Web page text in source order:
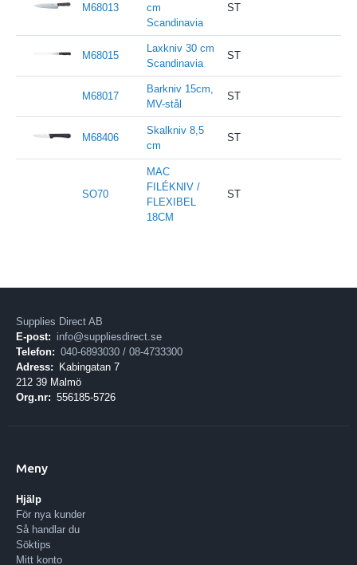
M68013
cm
Scandinavia
ST
M68015
Laxkniv 30 cm
Scandinavia
ST
M68017
Barkniv 15cm,
MV-stål
ST
M68406
Skalkniv 8,5
cm
ST
SO70
MAC
FILÉKNIV /
FLEXIBEL
18CM
ST
Supplies Direct AB
E-post: info@suppliesdirect.se
Telefon: 040-6893030 / 08-4733300
Adress:
Kabingatan 7
212 39 Malmö
Org.nr: 556185-5726
Meny
Hjälp
För nya kunder
Så handlar du
Söktips
Mitt konto